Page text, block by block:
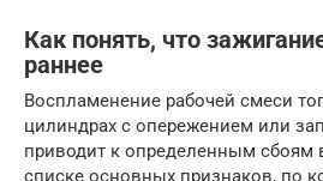
Как понять, что
раннее
Воспламенение рабочей смеси
цилиндрах с опережением или
приводит к определенным сбоям
списке основных признаков, по